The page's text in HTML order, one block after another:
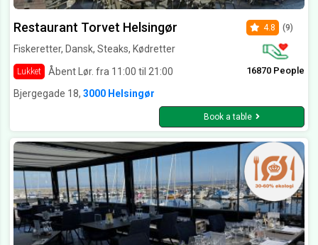
Restaurant Torvet Helsingør
Fiskeretter, Dansk, Steaks, Kødretter
Lukket Åbent Lør. fra 11:00 til 21:00
4.8 (9)
16870 People
Bjergegade 18, 3000 Helsingør
Book a table